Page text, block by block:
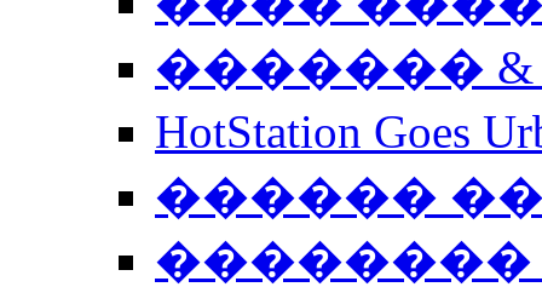
�������
HotStation
������
��������